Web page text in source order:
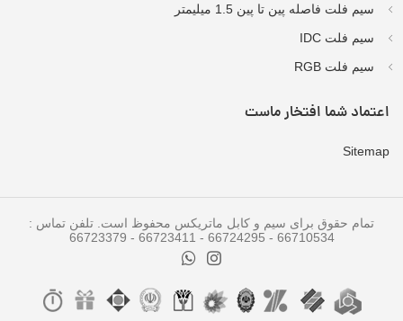
سیم فلت فاصله پین تا پین 1.5 میلیمتر
سیم فلت IDC
سیم فلت RGB
اعتماد شما افتخار ماست
Sitemap
تمام حقوق برای سیم و کابل ماتریکس محفوظ است. تلفن تماس :
66710534 - 66724295 - 66723411 - 66723379